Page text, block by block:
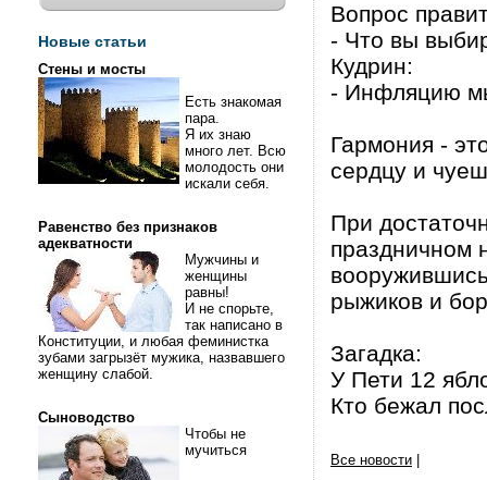
Новые статьи
Стены и мосты
Есть знакомая
пара.
Я их знаю
много лет. Всю
молодость они
искали себя.
Равенство без признаков
адекватности
Мужчины и
женщины
равны!
И не спорьте,
так написано в
Конституции, и любая феминистка
зубами загрызёт мужика, назвавшего
женщину слабой.
Сыноводство
Чтобы не
мучиться
Вопрос
- Что вы
Кудрин:
- Инфляцию
Гармония -
сердцу и
При
праздничном
рыжиков и
Загадка:
У Пети 12
Кто бежал
Все новости